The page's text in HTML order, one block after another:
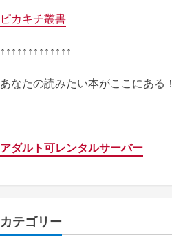
ピカキチ叢書
↑↑↑↑↑↑↑↑↑↑↑↑↑
あなたの読みたい本がここにある！
アダルト可レンタルサーバー
カテゴリー